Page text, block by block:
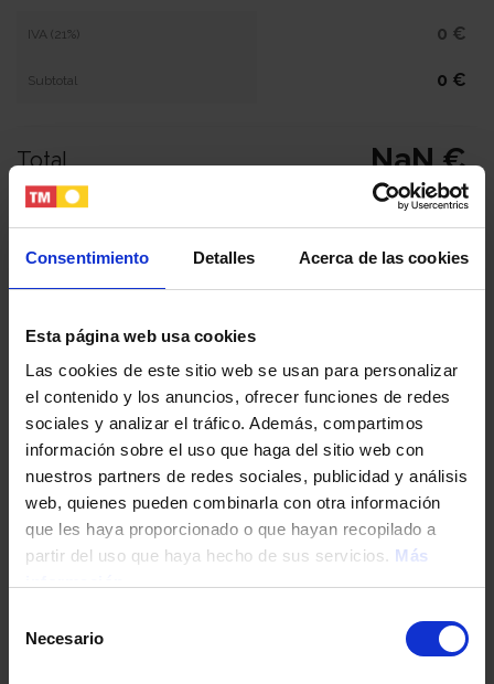
Consentimiento Detalles Acerca de las cookies
Esta página web usa cookies
Las cookies de este sitio web se usan para personalizar
el contenido y los anuncios, ofrecer funciones de redes
sociales y analizar el tráfico. Además, compartimos
información sobre el uso que haga del sitio web con
nuestros partners de redes sociales, publicidad y análisis
web, quienes pueden combinarla con otra información
que les haya proporcionado o que hayan recopilado a
partir del uso que haya hecho de sus servicios. Más
Necesario
Tu nombre y apellidos
Tu teléfono
DNI / Pasaporte / NIE
IVA (21%) 0 €
Subtotal 0 €
Total NaN €